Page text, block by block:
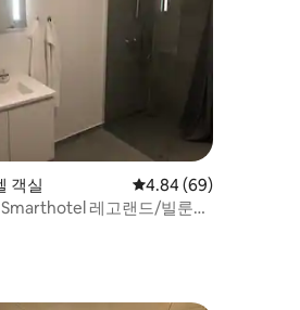
6개
객실 평점 4.84점(5점 만점),
4.84 (69)
Smarthotel 레고랜드/빌룬드